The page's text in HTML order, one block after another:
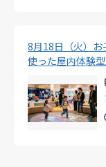
8月18日（火）お
使った屋内体験